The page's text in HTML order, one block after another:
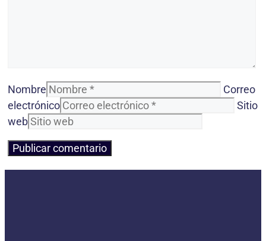
Nombre
Correo
electrónico
Sitio
web